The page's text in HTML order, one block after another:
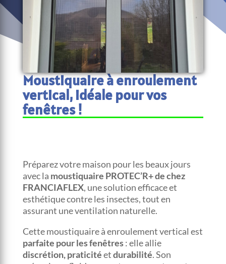
Moustiquaire à enroulement
vertical, idéale pour vos
fenêtres !
Préparez votre maison pour les beaux jours
avec la moustiquaire PROTEC’R+ de chez
FRANCIAFLEX, une solution efficace et
esthétique contre les insectes, tout en
assurant une ventilation naturelle.
Cette moustiquaire à enroulement vertical est
parfaite pour les fenêtres: elle allie
discrétion, praticitéetdurabilité. Son